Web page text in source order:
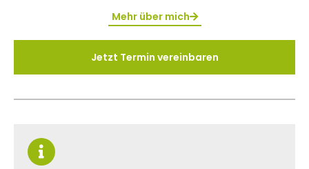
Mehr über mich
Jetzt Termin vereinbaren